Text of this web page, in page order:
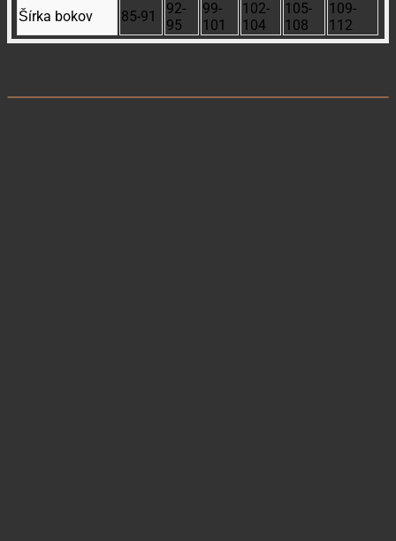
Šírka bokov 85-91
92-
95
99-
101
102-
104
105-
108
109-
112